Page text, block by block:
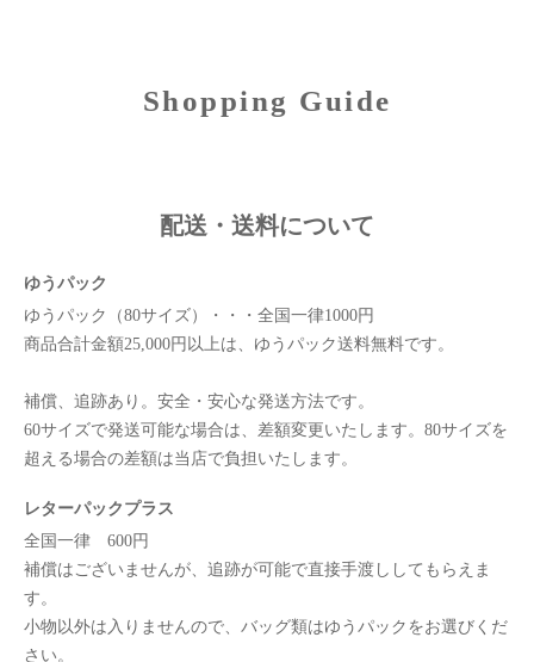
Shopping Guide
配送・送料について
ゆうパック
ゆうパック（80サイズ）・・・全国一律1000円
商品合計金額25,000円以上は、ゆうパック送料無料です。
補償、追跡あり。安全・安心な発送方法です。
60サイズで発送可能な場合は、差額変更いたします。80サイズを
超える場合の差額は当店で負担いたします。
レターパックプラス
全国一律 600円
補償はございませんが、追跡が可能で直接手渡ししてもらえま
す。
小物以外は入りませんので、バッグ類はゆうパックをお選びくだ
さい。